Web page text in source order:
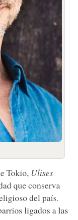
Tokio, Ulises
que conserva
del país.
ligados a las